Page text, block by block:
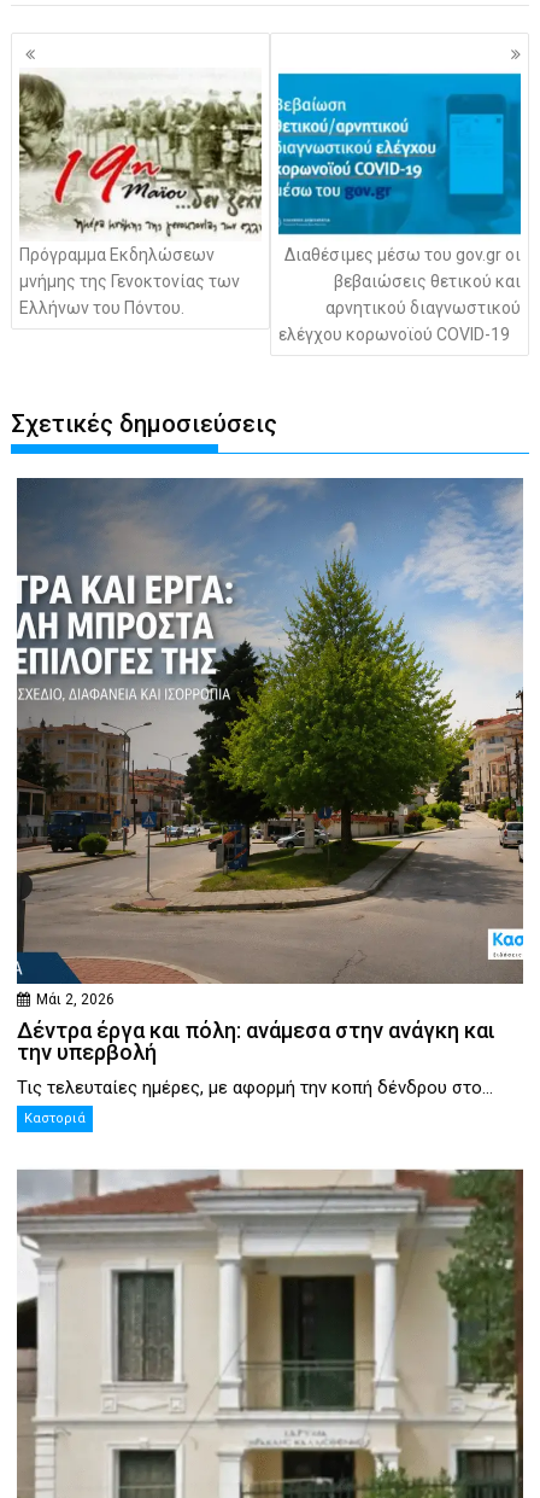
Πλοήγηση
άρθρων
Πρόγραμμα Εκδηλώσεων
μνήμης της Γενοκτονίας των
Ελλήνων του Πόντου.
Διαθέσιμες μέσω του gov.gr οι
βεβαιώσεις θετικού και
αρνητικού διαγνωστικού
ελέγχου κορωνοϊού COVID-19
Σχετικές δημοσιεύσεις
Μάι 2, 2026
Δέντρα έργα και πόλη: ανάμεσα στην ανάγκη και
την υπερβολή
Τις τελευταίες ημέρες, με αφορμή την κοπή δένδρου στο...
Καστοριά